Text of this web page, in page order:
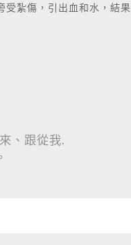
紮傷，引出血和水，結果
、跟從我.